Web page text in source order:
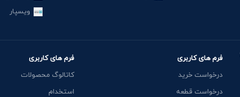
ویسپار
فرم های کاربری
درخواست خرید
درخواست قطعه
فرم های کاربری
کاتالوگ محصولات
استخدام